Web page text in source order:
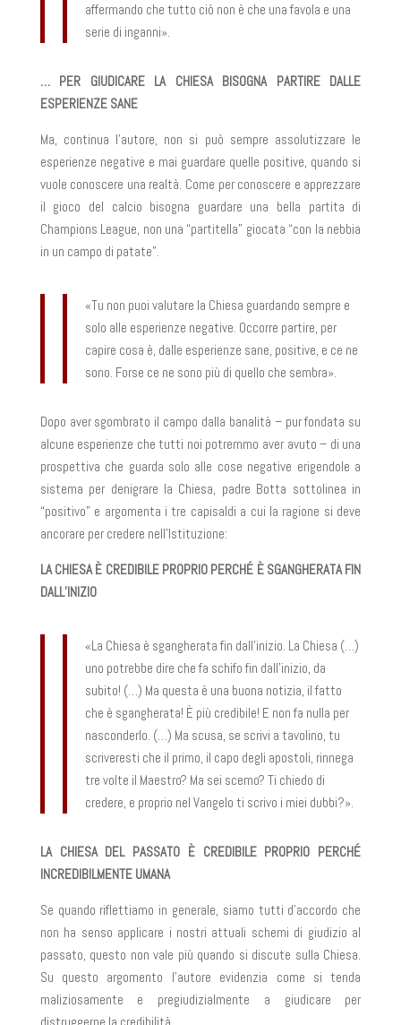
affermando che tutto ciò non è che una favola e una
serie di inganni».
… PER GIUDICARE LA CHIESA BISOGNA PARTIRE DALLE
ESPERIENZE SANE
Ma, continua l’autore, non si può sempre assolutizzare le
esperienze negative e mai guardare quelle positive, quando si
vuole conoscere una realtà. Come per conoscere e apprezzare
il gioco del calcio bisogna guardare una bella partita di
Champions League, non una “partitella” giocata “con la nebbia
in un campo di patate”.
«Tu non puoi valutare la Chiesa guardando sempre e
solo alle esperienze negative. Occorre partire, per
capire cosa è, dalle esperienze sane, positive, e ce ne
sono. Forse ce ne sono più di quello che sembra».
Dopo aver sgombrato il campo dalla banalità – pur fondata su
alcune esperienze che tutti noi potremmo aver avuto – di una
prospettiva che guarda solo alle cose negative erigendole a
sistema per denigrare la Chiesa, padre Botta sottolinea in
“positivo” e argomenta i tre capisaldi a cui la ragione si deve
ancorare per credere nell’Istituzione:
LA CHIESA È CREDIBILE PROPRIO PERCHÉ È SGANGHERATA FIN
DALL’INIZIO
«La Chiesa è sgangherata fin dall’inizio. La Chiesa (…)
uno potrebbe dire che fa schifo fin dall’inizio, da
subito! (…) Ma questa è una buona notizia, il fatto
che è sgangherata! È più credibile! E non fa nulla per
nasconderlo. (…) Ma scusa, se scrivi a tavolino, tu
scriveresti che il primo, il capo degli apostoli, rinnega
tre volte il Maestro? Ma sei scemo? Ti chiedo di
credere, e proprio nel Vangelo ti scrivo i miei dubbi?».
LA CHIESA DEL PASSATO È CREDIBILE PROPRIO PERCHÉ
INCREDIBILMENTE UMANA
Se quando riflettiamo in generale, siamo tutti d’accordo che
non ha senso applicare i nostri attuali schemi di giudizio al
passato, questo non vale più quando si discute sulla Chiesa.
Su questo argomento l’autore evidenzia come si tenda
maliziosamente e pregiudizialmente a giudicare per